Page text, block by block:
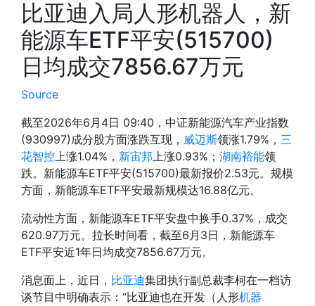
比亚迪入局人形机器人，新
能源车ETF平安(515700)
日均成交7856.67万元
Source
截至2026年6月4日 09:40，中证新能源汽车产业指数
(930997)成分股方面涨跌互现， 威迈斯领涨1.79%， 三
花智控上涨1.04%， 新宙邦上涨0.93%； 湖南裕能领
跌。新能源车ETF平安(515700)最新报价2.53元。规模
方面，新能源车ETF平安最新规模达16.88亿元。
流动性方面，新能源车ETF平安盘中换手0.37%，成交
620.97万元。拉长时间看，截至6月3日，新能源车
ETF平安近1年日均成交7856.67万元。
消息面上，近日， 比亚迪集团执行副总裁李柯在一档访
谈节目中明确表示：“比亚迪也在开发（人形机器